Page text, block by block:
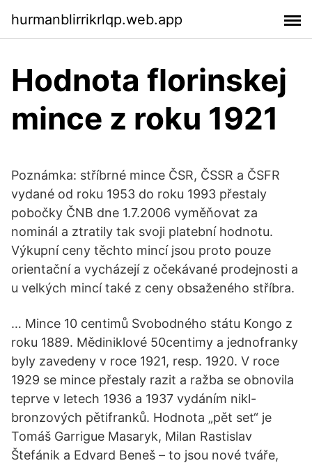
hurmanblirrikrlqp.web.app
Hodnota florinskej
mince z roku 1921
Poznámka: stříbrné mince ČSR, ČSSR a ČSFR
vydané od roku 1953 do roku 1993 přestaly
pobočky ČNB dne 1.7.2006 vyměňovat za
nominál a ztratily tak svoji platební hodnotu.
Výkupní ceny těchto mincí jsou proto pouze
orientační a vycházejí z očekávané prodejnosti a
u velkých mincí také z ceny obsaženého stříbra.
… Mince 10 centimů Svobodného státu Kongo z
roku 1889. Mědiniklové 50centimy a jednofranky
byly zavedeny v roce 1921, resp. 1920. V roce
1929 se mince přestaly razit a ražba se obnovila
teprve v letech 1936 a 1937 vydáním nikl-
bronzových pětifranků. Hodnota „pět set“ je
Tomáš Garrigue Masaryk, Milan Rastislav
Štefánik a Edvard Beneš – to jsou nové tváře,